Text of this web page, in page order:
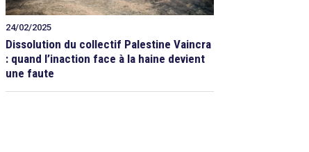
24/02/2025
Dissolution du collectif Palestine Vaincra
: quand l’inaction face à la haine devient
une faute